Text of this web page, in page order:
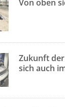
Von oben
Zukunft
sich auch